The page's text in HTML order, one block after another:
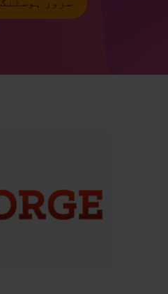
Minecraft سرور ہوسٹنگ